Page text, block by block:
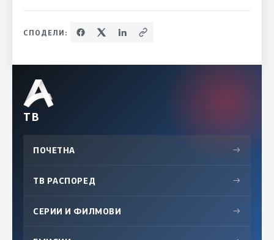
СПОДЕЛИ:
ТВ
ПОЧЕТНА →
ТВ РАСПОРЕД →
СЕРИИ И ФИЛМОВИ →